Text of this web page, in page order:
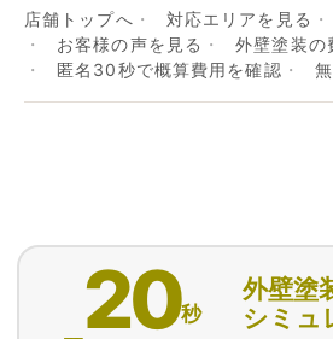
店舗トップへ 対応エリアを見る
お客様の声を見る
外壁塗装の
匿名30秒で概算費用を確認
20秒
外壁塗
シミュ